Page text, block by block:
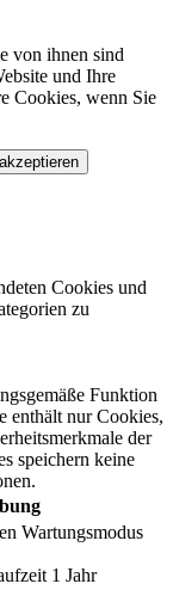
von ihnen sind
und Ihre
Cookies, wenn Sie
Cookies und
zu
Funktion
enthält nur Cookies,
der
speichern keine
Wartungsmodus
1 Jahr